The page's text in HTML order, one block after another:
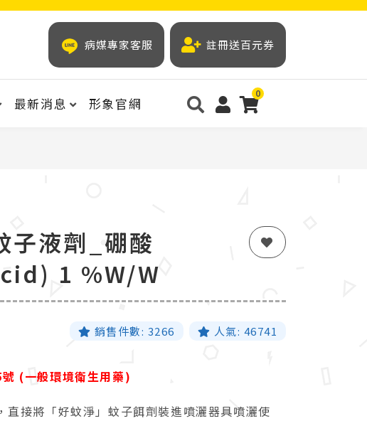
病媒專家客服 註冊送百元券
最新消息 形象官網
0
子液劑_硼酸
1 %w/w
銷售件數: 3266 人氣: 46741
(一般環境衛生用藥)
直接將「好蚊淨」蚊子餌劑裝進噴灑器具噴灑使